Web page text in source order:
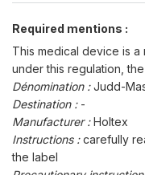
Required mentions :
This medical device is a
under this regulation, the
Dénomination :Judd-
Destination : -
Manufacturer :Holtex
Instructions :carefully
the label